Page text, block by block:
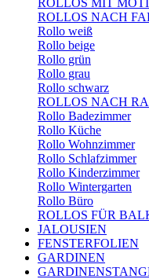
ROLLOS NACH
Rollo weiß
Rollo beige
Rollo grün
Rollo grau
Rollo schwarz
ROLLOS NACH
Rollo Badezimmer
Rollo Küche
Rollo Wohnzimmer
Rollo Schlafzimmer
Rollo Kinderzimmer
Rollo Wintergarten
Rollo Büro
ROLLOS FÜR
JALOUSIEN
FENSTERFOLIEN
GARDINEN